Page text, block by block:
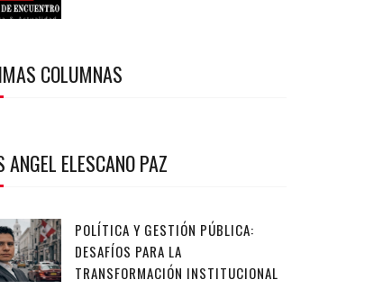
COLUMNAS
ANGEL ELESCANO PAZ
POLÍTICA Y GESTIÓN PÚBLICA:
DESAFÍOS PARA LA
TRANSFORMACIÓN INSTITUCIONAL